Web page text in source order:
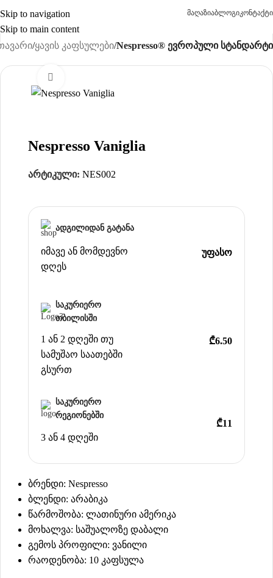
Skip to navigation
Skip to main content
მაღაზიაბლოგიკონტაქტი
ყავის კაფსულები Nespresso® ევროპული სტანდარტი
Nespresso Vaniglia
არტიკული: NES002
ადგილიდან გატანა
იმავე ან მომდევნო
დღეს
უფასო
საკურიერო
თბილისში
1 ან 2 დღეში თუ
სამუშაო საათებში
გსურთ
₾6.50
საკურიერო
რეგიონებში
3 ან 4 დღეში
₾11
ბრენდი: Nespresso
ბლენდი: არაბიკა
წარმოშობა: ლათინური ამერიკა
მოხალვა: საშუალოზე დაბალი
გემოს პროფილი: ვანილი
რაოდენობა: 10 კაფსულა